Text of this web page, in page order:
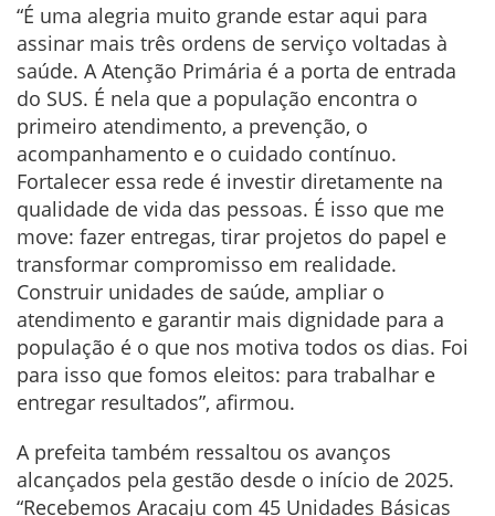
“É uma alegria muito grande estar aqui para
assinar mais três ordens de serviço voltadas à
saúde. A Atenção Primária é a porta de entrada
do SUS. É nela que a população encontra o
primeiro atendimento, a prevenção, o
acompanhamento e o cuidado contínuo.
Fortalecer essa rede é investir diretamente na
qualidade de vida das pessoas. É isso que me
move: fazer entregas, tirar projetos do papel e
transformar compromisso em realidade.
Construir unidades de saúde, ampliar o
atendimento e garantir mais dignidade para a
população é o que nos motiva todos os dias. Foi
para isso que fomos eleitos: para trabalhar e
entregar resultados”, afirmou.
A prefeita também ressaltou os avanços
alcançados pela gestão desde o início de 2025.
“Recebemos Aracaju com 45 Unidades Básicas